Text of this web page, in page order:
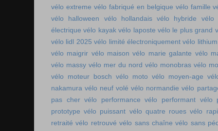
vélo extreme vélo fabriqué en belgique vélo famille
vélo halloween
vélo hollandais vélo hybride
vélo
électrique vélo kayak vélo laposte vélo le plus grand
vélo lidl 2025 vélo limité électroniquement vélo lithium
vélo maigrir vélo maison vélo marie galante vélo
vélo massy vélo mer du nord vélo monobras vélo
vélo moteur bosch vélo moto vélo moyen-age
nakamura vélo neuf volé vélo normandie vélo
pas cher vélo performance vélo performant vélo
prototype vélo puissant vélo quatre roues vélo
retraité vélo retrouvé vélo sans chaîne vélo sans